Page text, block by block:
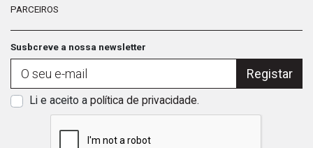
PARCEIROS
Susbcreve a nossa newsletter
Registar
Li e aceito a política de privacidade.